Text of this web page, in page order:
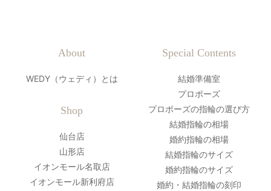
About
WEDY（ウェディ）とは
Shop
仙台店
山形店
イオンモール名取店
イオンモール新利府店
Special Contents
結婚準備室
プロポーズ
プロポーズの指輪の選び方
結婚指輪の相場
婚約指輪の相場
結婚指輪のサイズ
婚約指輪のサイズ
婚約・結婚指輪の刻印